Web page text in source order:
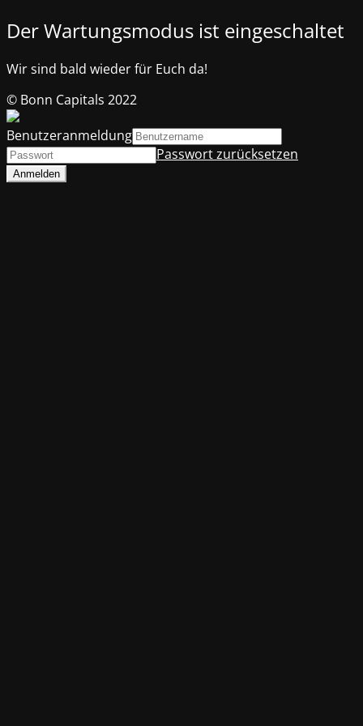
Der Wartungsmodus ist eingeschaltet
Wir sind bald wieder für Euch da!
© Bonn Capitals 2022
Benutzeranmeldung
Passwort zurücksetzen